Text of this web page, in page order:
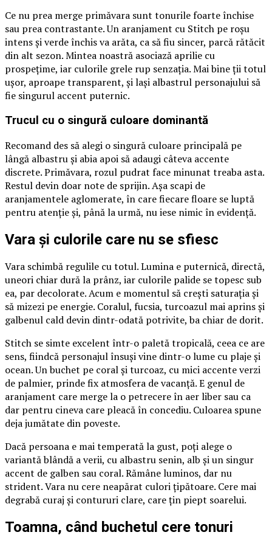
Ce nu prea merge primăvara sunt tonurile foarte închise
sau prea contrastante. Un aranjament cu Stitch pe roșu
intens și verde închis va arăta, ca să fiu sincer, parcă rătăcit
din alt sezon. Mintea noastră asociază aprilie cu
prospețime, iar culorile grele rup senzația. Mai bine ții totul
ușor, aproape transparent, și lași albastrul personajului să
fie singurul accent puternic.
Trucul cu o singură culoare dominantă
Recomand des să alegi o singură culoare principală pe
lângă albastru și abia apoi să adaugi câteva accente
discrete. Primăvara, rozul pudrat face minunat treaba asta.
Restul devin doar note de sprijin. Așa scapi de
aranjamentele aglomerate, în care fiecare floare se luptă
pentru atenție și, până la urmă, nu iese nimic în evidență.
Vara și culorile care nu se sfiesc
Vara schimbă regulile cu totul. Lumina e puternică, directă,
uneori chiar dură la prânz, iar culorile palide se topesc sub
ea, par decolorate. Acum e momentul să crești saturația și
să mizezi pe energie. Coralul, fucsia, turcoazul mai aprins și
galbenul cald devin dintr-odată potrivite, ba chiar de dorit.
Stitch se simte excelent într-o paletă tropicală, ceea ce are
sens, fiindcă personajul însuși vine dintr-o lume cu plaje și
ocean. Un buchet pe coral și turcoaz, cu mici accente verzi
de palmier, prinde fix atmosfera de vacanță. E genul de
aranjament care merge la o petrecere în aer liber sau ca
dar pentru cineva care pleacă în concediu. Culoarea spune
deja jumătate din poveste.
Dacă persoana e mai temperată la gust, poți alege o
variantă blândă a verii, cu albastru senin, alb și un singur
accent de galben sau coral. Rămâne luminos, dar nu
strident. Vara nu cere neapărat culori țipătoare. Cere mai
degrabă curaj și contururi clare, care țin piept soarelui.
Toamna, când buchetul cere tonuri